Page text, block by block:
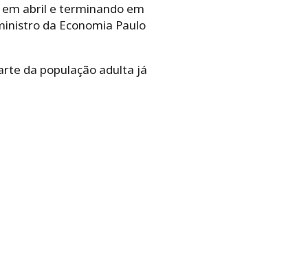
abril e terminando em
da Economia Paulo
da população adulta já